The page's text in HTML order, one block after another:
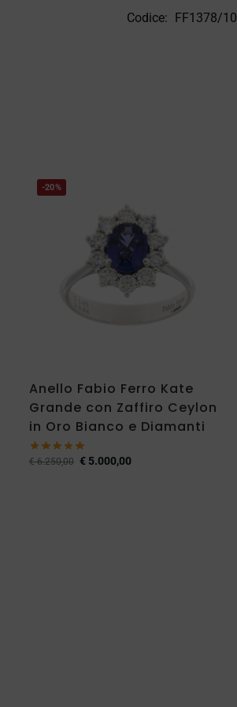
Codice: FF1378/10
-20%
Anello Fabio Ferro Kate
Grande con Zaffiro Ceylon
in Oro Bianco e Diamanti
€6.250,00 €5.000,00